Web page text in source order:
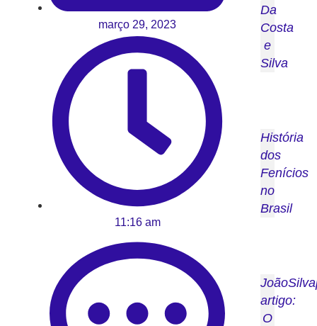
março 29, 2023
11:16 am
Da
Costa
e
Silva
História
dos
Fenícios
no
Brasil
artigo:
O